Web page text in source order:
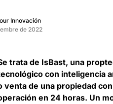
Innovación
de 2022
trata de IsBast, una
con inteligencia
venta de una propiedad
en 24 horas. Un